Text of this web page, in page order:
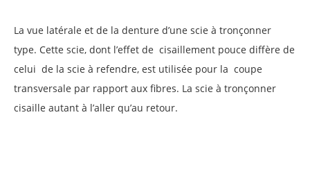
La vue latérale et de la denture d’une scie à tronçonner
type. Cette scie, dont l’effet de cisaillement pouce diffère de
celui de la scie à refendre, est utilisée pour la coupe
transversale par rapport aux fibres. La scie à tronçonner
cisaille autant à l’aller qu’au retour.